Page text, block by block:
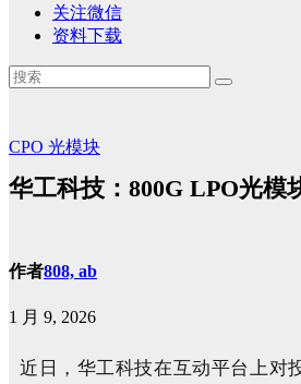
关注微信
资料下载
CPO 光模块
华工科技：800G LPO光模
作者808, ab
1 月 9, 2026
近日，华工科技在互动平台上对